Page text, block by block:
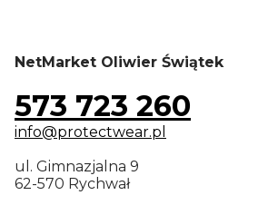
NetMarket Oliwier Świątek
573 723 260
info@protectwear.pl
ul. Gimnazjalna 9
62-570 Rychwał